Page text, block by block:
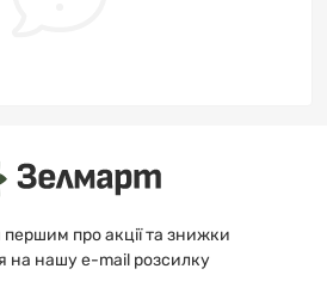
першим про акції та знижки
на нашу e-mail розсилку